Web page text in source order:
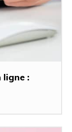
ligne :